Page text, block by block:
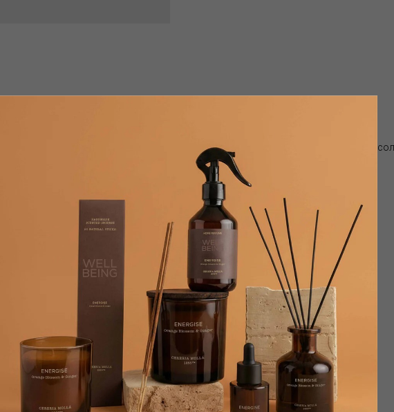
восстанавливающая ванна для полного расслабления. Средиземноморская
и смягчающем тонике.
перца
перца
орехового молока
инжира
ароматы европейских брендов, в наличии и под заказ.
и согласуем детали оплаты и доставки.
оплаты.